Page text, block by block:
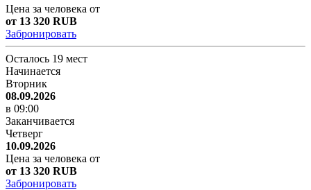
Цена за человека от
от 13 320 RUB
Забронировать
Осталось 19 мест
Начинается
Вторник
08.09.2026
в 09:00
Заканчивается
Четверг
10.09.2026
Цена за человека от
от 13 320 RUB
Забронировать